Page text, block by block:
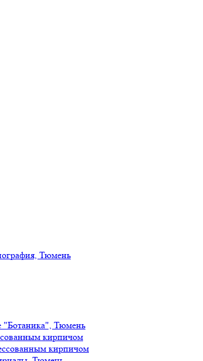
Тюмень
"Ботаника", Тюмень
кирпичом
кирпичом